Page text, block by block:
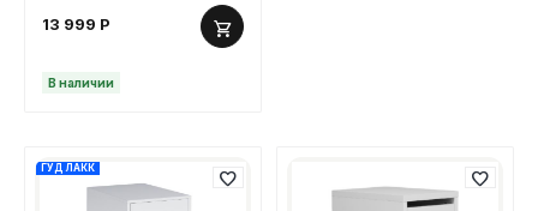
13 999 Р
В наличии
ГУД ЛАКК